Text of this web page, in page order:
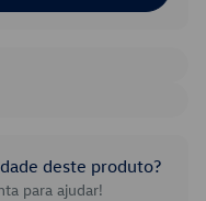
deste produto?
para ajudar!